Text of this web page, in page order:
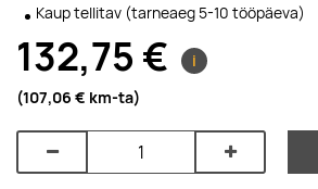
Kaup tellitav (tarneaeg 5-10 tööpäeva)
132,75 €
i
(107,06 € km-ta)